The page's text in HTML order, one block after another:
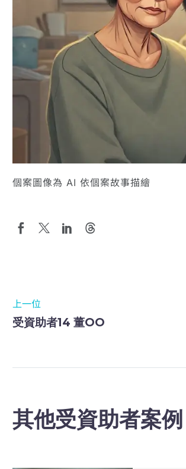
個案圖像為 AI 依個案故事描繪
上一位
受資助者14 董OO
其他受資助者案例